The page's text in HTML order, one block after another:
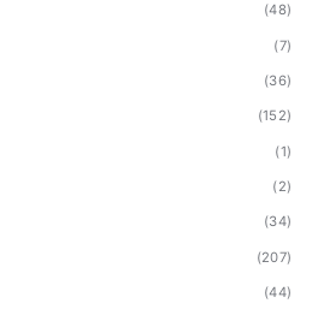
(48)
(7)
(36)
(152)
(1)
(2)
(34)
(207)
(44)